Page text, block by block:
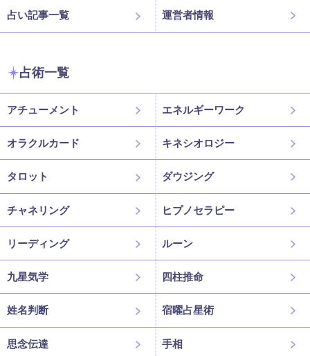
占い記事一覧 運営者情報
占術一覧
アチューメント エネルギーワーク
オラクルカード キネシオロジー
タロット ダウジング
チャネリング ヒプノセラピー
リーディング ルーン
九星気学 四柱推命
姓名判断 宿曜占星術
思念伝達 手相